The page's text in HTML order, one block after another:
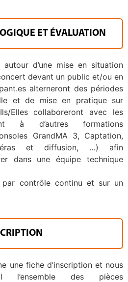
ET ÉVALUATION
autour d’une mise en situation
devant un public et/ou en
alterneront des périodes
et de mise en pratique sur
Elles collaboreront avec les
à d’autres formations
GrandMA 3, Captation,
et diffusion, …) afin
dans une équipe technique
par contrôle continu et sur un
une fiche d’inscription et nous
l’ensemble des pièces